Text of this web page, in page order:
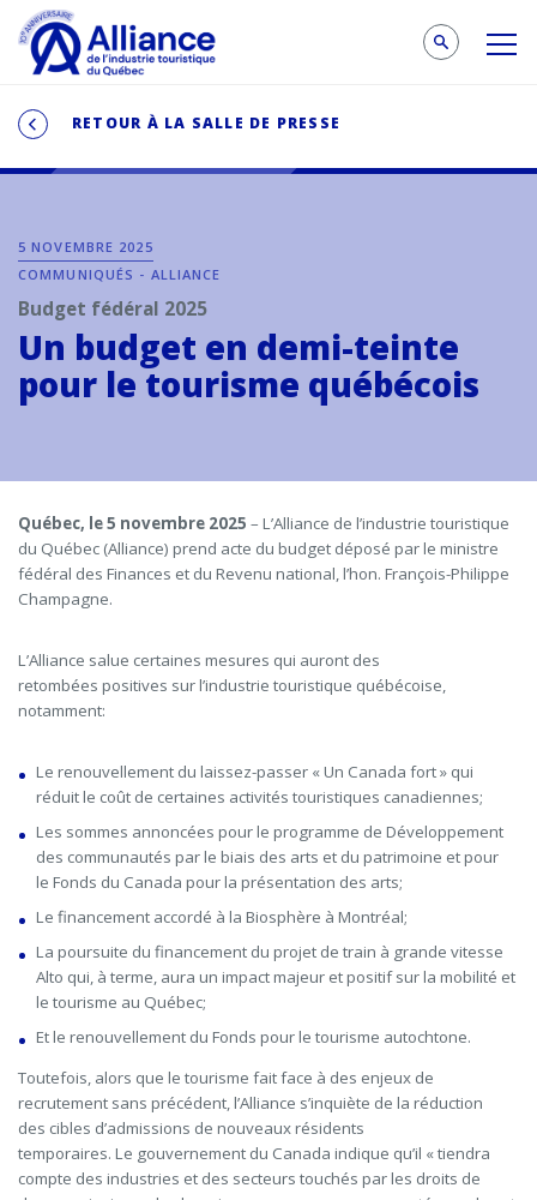
RETOUR À LA SALLE DE PRESSE
5 NOVEMBRE 2025
COMMUNIQUÉS - ALLIANCE
Budget fédéral 2025
Un budget en demi-teinte
pour le tourisme québécois
Québec, le 5 novembre 2025 – L’Alliance de l’industrie touristique
du Québec (Alliance) prend acte du budget déposé par le ministre
fédéral des Finances et du Revenu national, l’hon. François-Philippe
Champagne.
L’Alliance salue certaines mesures qui auront des
retombées positives sur l’industrie touristique québécoise,
notamment:
Le renouvellement du laissez-passer «Un Canada fort» qui
réduit le coût de certaines activités touristiques canadiennes;
Les sommes annoncées pourle programme de Développement
des communautés par le biais des arts et du patrimoine et pour
le Fonds du Canada pour la présentation des arts;
Le financement accordé à la Biosphère à Montréal;
La poursuite du financement du projet de train à grande vitesse
Alto qui, à terme, aura un impact majeur et positif sur la mobilité et
le tourisme au Québec;
Et le renouvellement du Fonds pour le tourisme autochtone.
Toutefois, alors que le tourisme fait face à des enjeux de
recrutement sans précédent,l’Alliance s’inquiète de la réduction
des cibles d’admissions de nouveaux résidents
temporaires. Le gouvernement du Canada indique qu’il «tiendra
compte des industries et des secteurs touchés par les droits de